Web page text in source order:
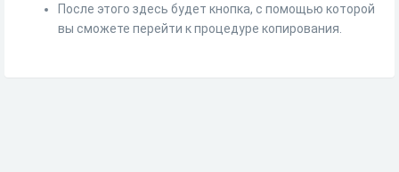
После этого здесь будет кнопка, с помощью которой
вы сможете перейти к процедуре копирования.